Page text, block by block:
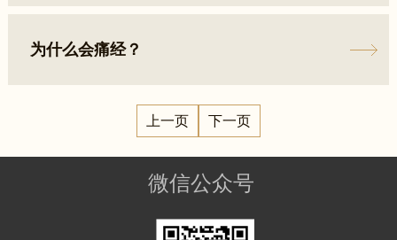
为什么会痛经？
上一页 下一页
微信公众号